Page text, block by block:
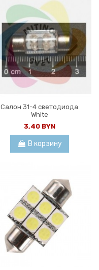
Салон 31-4 светодиода
White
3,40 BYN
В корзину